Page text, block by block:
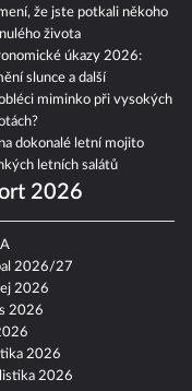
že jste potkali někoho
života
úkazy 2026:
slunce a další
miminko při vysokých
dokonalé letní mojito
letních salátů
2026
2026/27
2026
2026
2026
2026